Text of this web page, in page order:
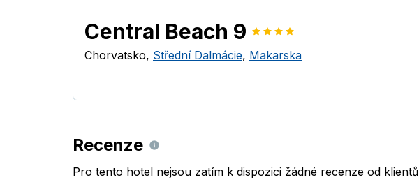
Central Beach 9
Chorvatsko, Střední Dalmácie, Makarska
Recenze
Pro tento hotel nejsou zatím k dispozici žádné recenze od klientů